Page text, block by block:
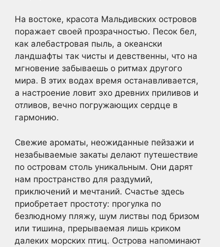
На востоке, красота Мальдивских островов
поражает своей прозрачностью. Песок бел,
как алебастровая пыль, а океански
ландшафты так чисты и девственны, что на
мгновение забываешь о ритмах другого
мира. В этих водах время останавливается,
а настроение ловит эхо древних приливов и
отливов, вечно погружающих сердце в
гармонию.
Свежие ароматы, неожиданные пейзажи и
незабываемые закаты делают путешествие
по островам столь уникальным. Они дарят
нам пространство для раздумий,
приключений и мечтаний. Счастье здесь
приобретает простоту: прогулка по
безлюдному пляжу, шум листвы под бризом
или тишина, прерываемая лишь криком
далеких морских птиц. Острова напоминают